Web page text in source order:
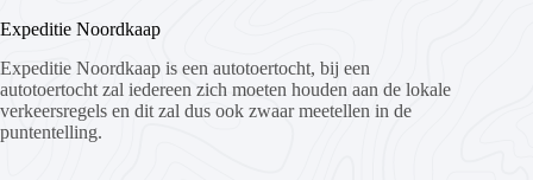
Expeditie Noordkaap
Expeditie Noordkaap is een autotoertocht, bij een
autotoertocht zal iedereen zich moeten houden aan de lokale
verkeersregels en dit zal dus ook zwaar meetellen in de
puntentelling.